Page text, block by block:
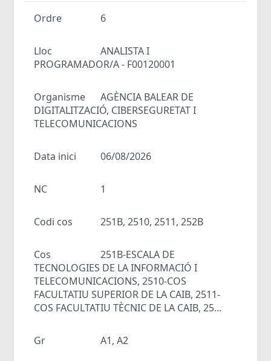
Ordre 6
Lloc
ANALISTA I
PROGRAMADOR/A - F00120001
Organisme
AGÈNCIA BALEAR DE
DIGITALITZACIÓ, CIBERSEGURETAT I
TELECOMUNICACIONS
Data inici 06/08/2026
NC 1
Codi cos 251B, 2510, 2511, 252B
Cos
251B-ESCALA DE
TECNOLOGIES DE LA INFORMACIÓ I
TELECOMUNICACIONS, 2510-COS
FACULTATIU SUPERIOR DE LA CAIB, 2511-
COS FACULTATIU TÈCNIC DE LA CAIB, 25...
Gr A1, A2